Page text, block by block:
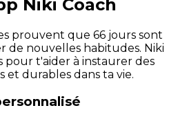
Niki Coach
prouvent que 66 jours sont
de nouvelles habitudes. Niki
pour t'aider à instaurer des
durables dans ta vie.